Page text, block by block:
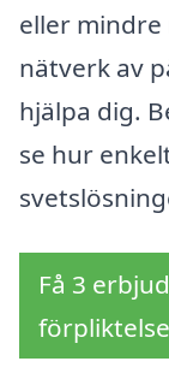
eller
nätverk av
hjälpa dig.
se hur
Få 3